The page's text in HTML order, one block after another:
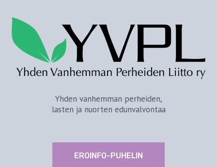
Yhden vanhemman perheiden,
lasten ja nuorten edunvalvontaa
EROINFO-PUHELIN